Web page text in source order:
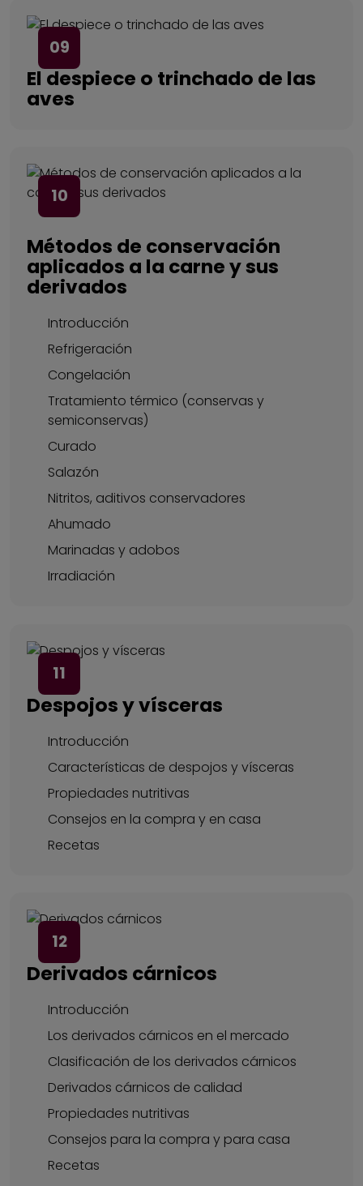
09
El despiece o trinchado de las
aves
10
Métodos de conservación
aplicados a la carne y sus
derivados
Introducción
Refrigeración
Congelación
Tratamiento térmico (conservas y
semiconservas)
Curado
Salazón
Nitritos, aditivos conservadores
Ahumado
Marinadas y adobos
Irradiación
11
Despojos y vísceras
Introducción
Características de despojos y vísceras
Propiedades nutritivas
Consejos en la compra y en casa
Recetas
12
Derivados cárnicos
Introducción
Los derivados cárnicos en el mercado
Clasificación de los derivados cárnicos
Derivados cárnicos de calidad
Propiedades nutritivas
Consejos para la compra y para casa
Recetas